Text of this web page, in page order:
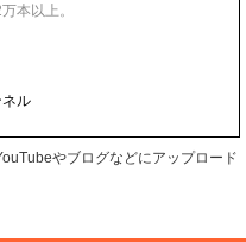
本以上。
ル
やブログなどにアップロード